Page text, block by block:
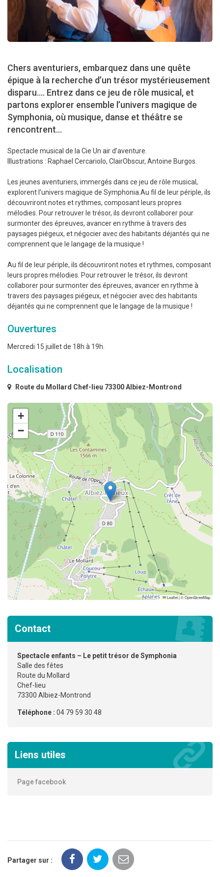
Chers aventuriers, embarquez dans une quête
épique à la recherche d’un trésor mystérieusement
disparu.... Entrez dans ce jeu de rôle musical, et
partons explorer ensemble l’univers magique de
Symphonia, où musique, danse et théâtre se
rencontrent...
Spectacle musical de la Cie Un air d’aventure.
Illustrations : Raphael Cercariolo, ClairObscur, Antoine Burgos.
Les jeunes aventuriers, immergés dans ce jeu de rôle musical,
explorent l’univers magique de Symphonia.Au fil de leur périple, ils
découvriront notes et rythmes, composant leurs propres
mélodies. Pour retrouver le trésor, ils devront collaborer pour
surmonter des épreuves, avancer en rythme à travers des
paysages piégeux, et négocier avec des habitants déjantés qui ne
comprennent que le langage de la musique !
Au fil de leur périple, ils découvriront notes et rythmes, composant
leurs propres mélodies. Pour retrouver le trésor, ils devront
collaborer pour surmonter des épreuves, avancer en rythme à
travers des paysages piégeux, et négocier avec des habitants
déjantés qui ne comprennent que le langage de la musique !
Ouvertures
Mercredi 15 juillet de 18h à 19h.
Localisation
Route du Mollard Chef-lieu 73300 Albiez-Montrond
+
−
Leaflet|©OpenStreetMap
Contact
Spectacle enfants – Le petit trésor de Symphonia
Salle des fêtes
Route du Mollard
Chef-lieu
73300 Albiez-Montrond
Téléphone : 04 79 59 30 48
Liens utiles
Page facebook
Partager sur :